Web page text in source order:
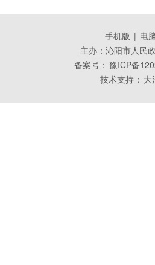
手机版 | 电
主办：沁阳市人民
备案号： 豫ICP备
技术支持： 大